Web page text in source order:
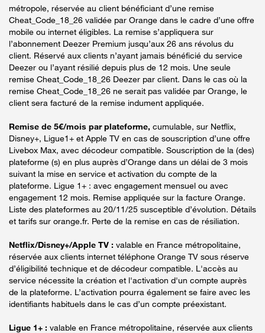
métropole, réservée au client bénéficiant d’une remise
Cheat_Code_18_26 validée par Orange dans le cadre d’une offre
mobile ou internet éligibles. La remise s’appliquera sur
l’abonnement Deezer Premium jusqu’aux 26 ans révolus du
client. Réservé aux clients n’ayant jamais bénéficié du service
Deezer ou l’ayant résilié depuis plus de 12 mois. Une seule
remise Cheat_Code_18_26 Deezer par client. Dans le cas où la
remise Cheat_Code_18_26 ne serait pas validée par Orange, le
client sera facturé de la remise indument appliquée.
Remise de 5€/mois par plateforme, cumulable, sur Netflix,
Disney+, Ligue1+ et Apple TV en cas de souscription d’une offre
Livebox Max, avec décodeur compatible. Souscription de la (des)
plateforme (s) en plus auprès d’Orange dans un délai de 3 mois
suivant la mise en service et activation du compte de la
plateforme. Ligue 1+ : avec engagement mensuel ou avec
engagement 12 mois. Remise appliquée sur la facture Orange.
Liste des plateformes au 20/11/25 susceptible d’évolution. Détails
et tarifs sur orange.fr. Perte de la remise en cas de résiliation.
Netflix/Disney+/Apple TV : valable en France métropolitaine,
réservée aux clients internet téléphone Orange TV sous réserve
d’éligibilité technique et de décodeur compatible. L'accès au
service nécessite la création et l'activation d'un compte auprès
de la plateforme. L’activation pourra également se faire avec les
identifiants habituels dans le cas d’un compte préexistant.
Ligue 1+ : valable en France métropolitaine, réservée aux clients